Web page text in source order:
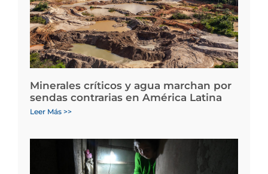
Minerales críticos y agua marchan por
sendas contrarias en América Latina
Leer Más >>